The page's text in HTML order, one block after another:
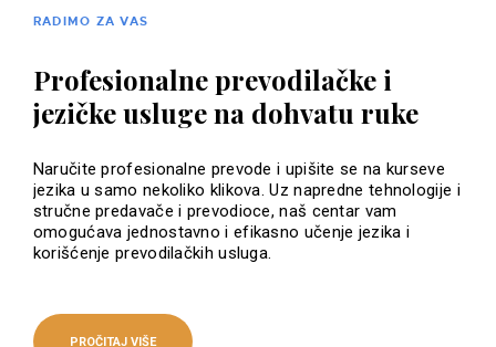
RADIMO ZA VAS
Profesionalne prevodilačke i
jezičke usluge na dohvatu ruke
Naručite profesionalne prevode i upišite se na kurseve
jezika u samo nekoliko klikova. Uz napredne tehnologije i
stručne predavače i prevodioce, naš centar vam
omogućava jednostavno i efikasno učenje jezika i
korišćenje prevodilačkih usluga.
PROČITAJ VIŠE